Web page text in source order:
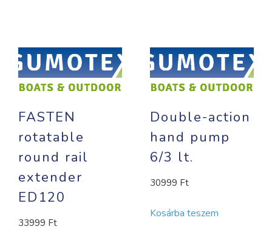
FASTEN
rotatable
round rail
extender
ED120
33999 Ft
Double-action
hand pump
6/3 lt.
30999 Ft
Kosárba teszem